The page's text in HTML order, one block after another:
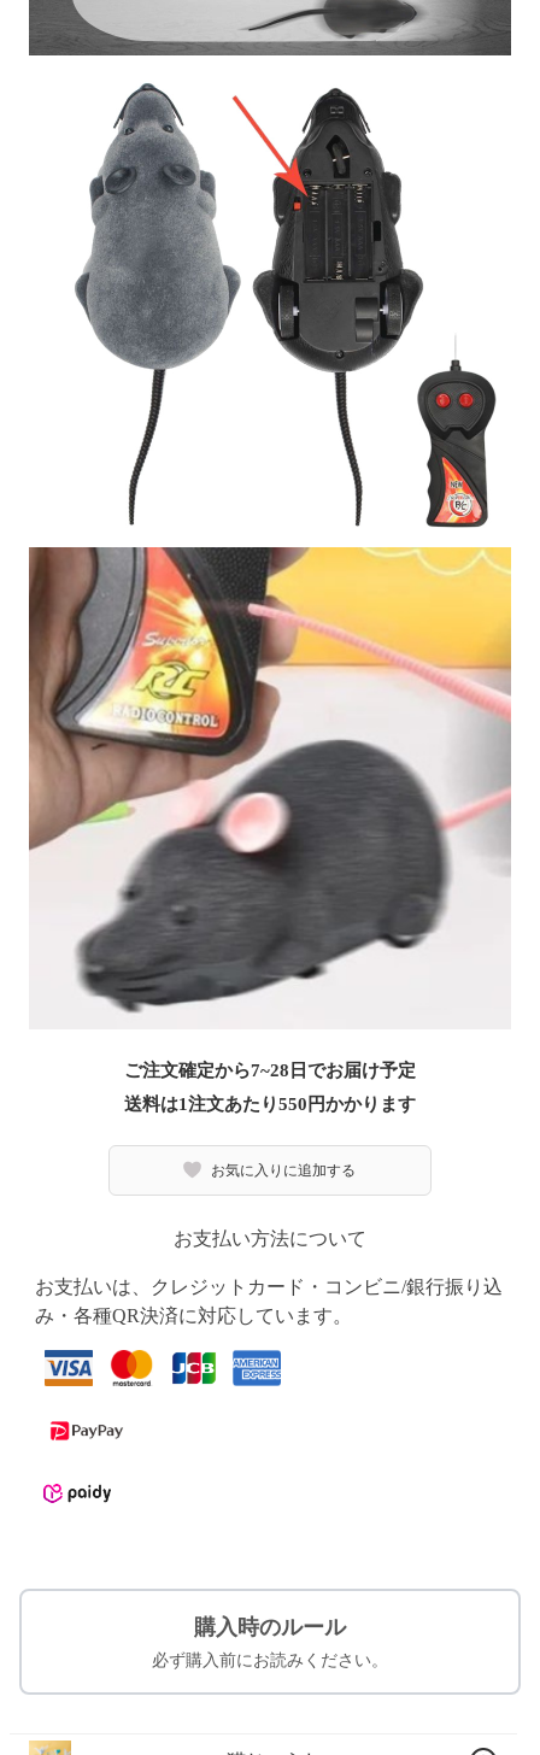
ご注文確定から7~28日でお届け予定
送料は1注文あたり550 円かかります
お気に入りに追加する
お支払い方法について
お支払いは、クレジットカード・コンビニ/銀行振り込
み・各種QR決済に対応しています。
購入時のルール
必ず購入前にお読みください。